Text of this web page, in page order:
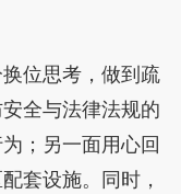
位思考，做到疏
全与法律法规的
；另一面用心回
套设施。同时，